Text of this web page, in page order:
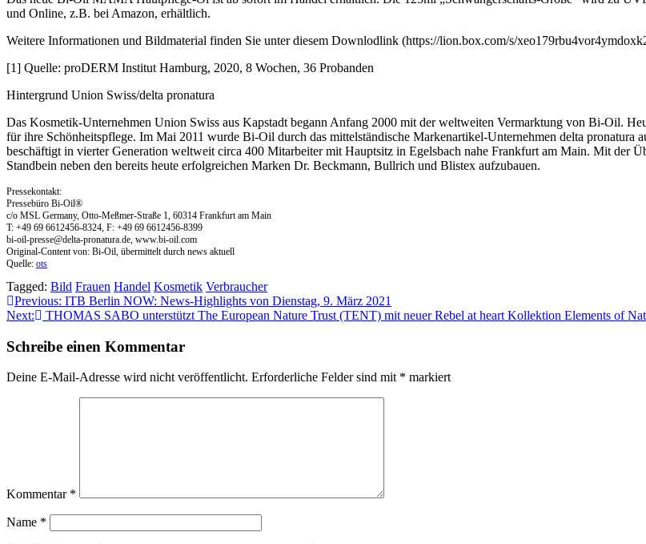
und Online, z.B. bei Amazon, erhältlich.
Weitere Informationen und Bildmaterial finden Sie unter diesem Downlodlink (https://lion.box.com/s/
[1] Quelle: proDERM Institut Hamburg, 2020, 8 Wochen, 36 Probanden
Hintergrund Union Swiss/delta pronatura
Das Kosmetik-Unternehmen Union Swiss aus Kapstadt begann Anfang 2000 mit der weltweiten Vermarktung von Bi-Oil.
für ihre Schönheitspflege. Im Mai 2011 wurde Bi-Oil durch das mittelständische Markenartikel-Unternehmen delta pronatura
beschäftigt in vierter Generation weltweit circa 400 Mitarbeiter mit Hauptsitz in Egelsbach nahe Frankfurt am Main. Mit der
Standbein neben den bereits heute erfolgreichen Marken Dr. Beckmann, Bullrich und Blistex aufzubauen.
Pressekontakt:
Pressebüro Bi-Oil®
c/o MSL Germany, Otto-Meßmer-Straße 1, 60314 Frankfurt am Main
T: +49 69 6612456-8324, F: +49 69 6612456-8399
bi-oil-presse@delta-pronatura.de, www.bi-oil.com
Original-Content von: Bi-Oil, übermittelt durch news aktuell
Quelle: ots
Tagged: Bild Frauen Handel Kosmetik Verbraucher
Beitragsnavigation
Previous: ITB Berlin NOW: News-Highlights von Dienstag, 9. März 2021
Next:
THOMAS SABO unterstützt The European Nature Trust (TENT) mit neuer Rebel at heart Kollektion Elements of
Schreibe einen Kommentar
Deine E-Mail-Adresse wird nicht veröffentlicht. Erforderliche Felder sind mit * markiert
Kommentar *
Name *